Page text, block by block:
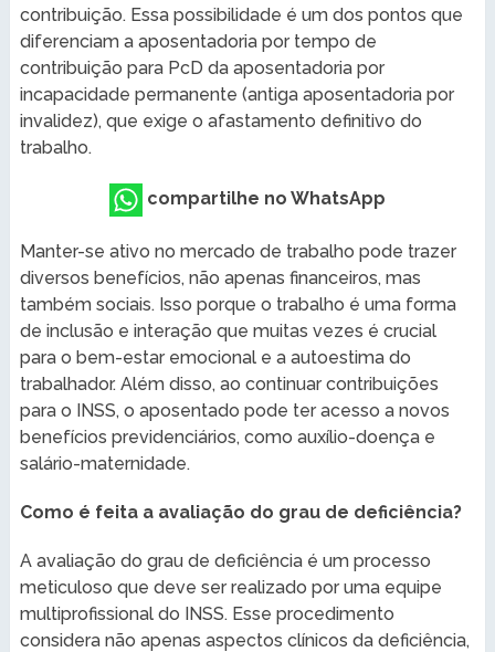
contribuição. Essa possibilidade é um dos pontos que
diferenciam a aposentadoria por tempo de
contribuição para PcD da aposentadoria por
incapacidade permanente (antiga aposentadoria por
invalidez), que exige o afastamento definitivo do
trabalho.
compartilhe no WhatsApp
Manter-se ativo no mercado de trabalho pode trazer
diversos benefícios, não apenas financeiros, mas
também sociais. Isso porque o trabalho é uma forma
de inclusão e interação que muitas vezes é crucial
para o bem-estar emocional e a autoestima do
trabalhador. Além disso, ao continuar contribuições
para o INSS, o aposentado pode ter acesso a novos
benefícios previdenciários, como auxílio-doença e
salário-maternidade.
Como é feita a avaliação do grau de deficiência?
A avaliação do grau de deficiência é um processo
meticuloso que deve ser realizado por uma equipe
multiprofissional do INSS. Esse procedimento
considera não apenas aspectos clínicos da deficiência,